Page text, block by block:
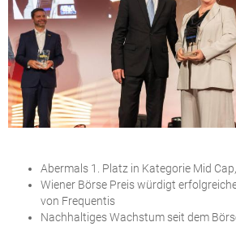
Abermals 1. Platz in Kategorie Mid
Wiener Börse Preis würdigt
von Frequentis
Nachhaltiges Wachstum seit dem